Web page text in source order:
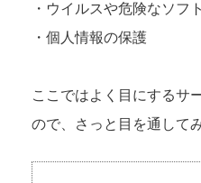
・ウイルスや危険なソフ
・個人情報の保護
ここではよく目にするサ
ので、さっと目を通して